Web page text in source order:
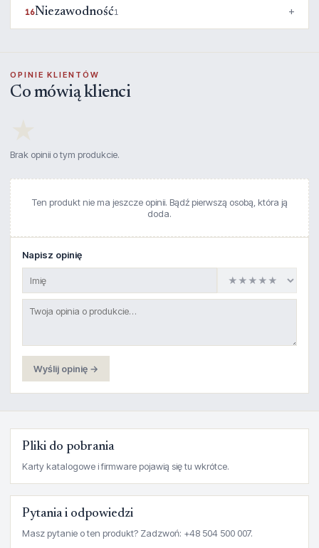
16Niezawodność1
OPINIE KLIENTÓW
Co mówią klienci
Brak opinii o tym produkcie.
Ten produkt nie ma jeszcze opinii. Bądź pierwszą osobą, która ją
doda.
Napisz opinię
Wyślij opinię →
Pliki do pobrania
Karty katalogowe i firmware pojawią się tu wkrótce.
Pytania i odpowiedzi
Masz pytanie o ten produkt? Zadzwoń: +48 504 500 007.